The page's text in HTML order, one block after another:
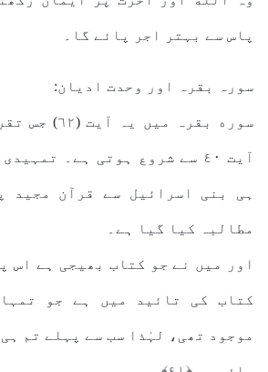
پاس سے بہتر اجر پائے گا۔
سورہ بقرہ اور وحدت ادیان:
سوره بقرہ میں
آیت ٤٠ سے شروع ہوتی ہے۔
ہی بنی اسرائیل سے قرآن مجید
مطالبہ کیا گیا ہے۔
اور میں نے جو کتاب بھیجی ہے اس
کتاب کی تائید میں ہے جو
موجود تھی، لہٰذا سب سے پہلے تم